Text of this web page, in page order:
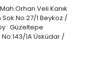
Veli Kanık
1 Beykoz /
: Güzeltepe
1A Üsküdar /